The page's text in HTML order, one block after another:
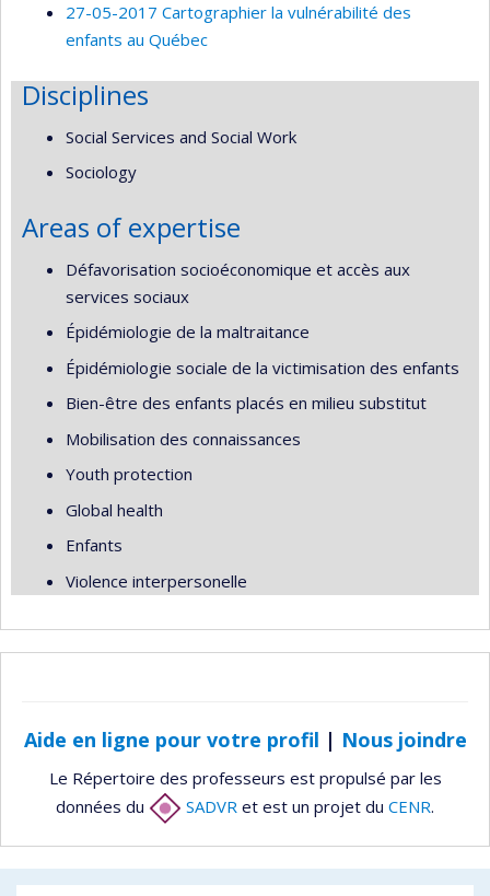
27-05-2017 Cartographier la vulnérabilité des
enfants au Québec
Disciplines
Social Services and Social Work
Sociology
Areas of expertise
Défavorisation socioéconomique et accès aux
services sociaux
Épidémiologie de la maltraitance
Épidémiologie sociale de la victimisation des enfants
Bien-être des enfants placés en milieu substitut
Mobilisation des connaissances
Youth protection
Global health
Enfants
Violence interpersonelle
Aide en ligne pour votre profil | Nous joindre
Le Répertoire des professeurs est propulsé par les
données du
SADVR et est un projet du CENR.